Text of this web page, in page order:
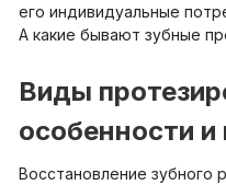
его индивидуальные
А какие бывают зубные
Виды
особенности
Восстановление зубного